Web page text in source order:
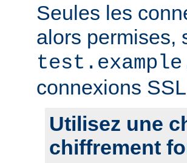
Seules les
alors permises,
connexions
Utilisez une
chiffrement